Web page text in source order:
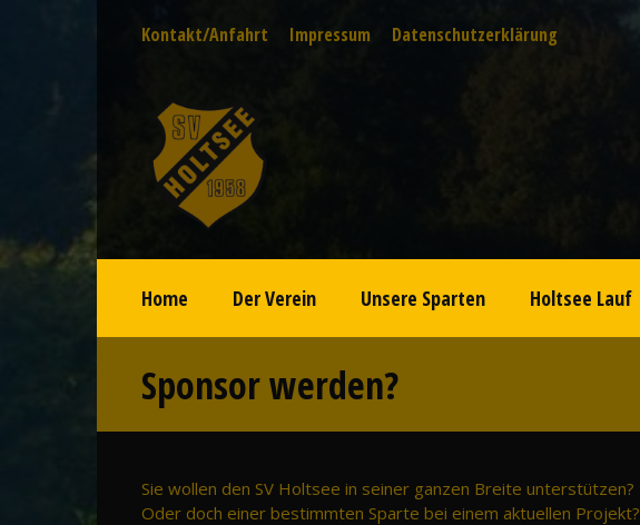
Kontakt/Anfahrt Impressum Datenschutzerklärung
Home Der Verein Unsere Sparten Holtsee Lauf
Sponsor werden?
Sie wollen den SV Holtsee in seiner ganzen Breite unterstützen?
Oder doch einer bestimmten Sparte bei einem aktuellen Projekt?